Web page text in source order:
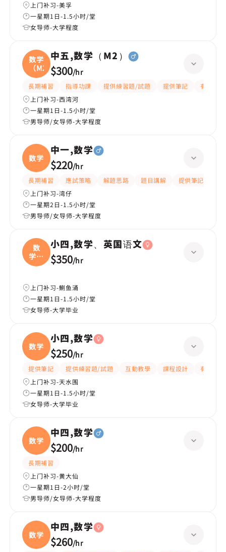
上门补习-美孚
一星期1日-1.5小时/堂
女导师-大学程度
数学
（M2
中五,数学（M2）
$300/hr
長期補習 指導功課 提供練習題/試題 提供筆記
有耐性
上门补习-西湾河
一星期1日-1.5小时/堂
男导师/女导师-大学程度
数学
中一,数学
$220/hr
長期補習 應試策略 解題思路 題目講解 提供筆記
上门补习-湾仔
一星期2日-1.5小时/堂
男导师/女导师-大学程度
数
学、
英国
小四,数学、英国语文
$350/hr
上门补习-鰂鱼涌
一星期1日-1.5小时/堂
女导师-大学毕业
数学
小四,数学
$250/hr
提供筆記 提供練習題/試題 互動教學 課程設計
有耐性
上门补习-天水围
一星期1日-1.5小时/堂
女导师-大学毕业
数学
中四,数学
$200/hr
長期補習
上门补习-黄大仙
一星期1日-2小时/堂
男导师/女导师-大学程度
数学
中四,数学
$260/hr